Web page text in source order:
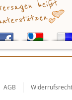
AGB Widerrufsrecht